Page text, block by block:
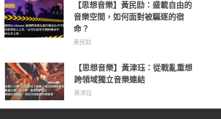
【思想音樂】黃民劻：盛載自由的
音樂空間，如何面對被驅逐的宿
命？
黃民劻
【思想音樂】黃津珏：從戰亂重想
跨領域獨立音樂連結
黃津珏